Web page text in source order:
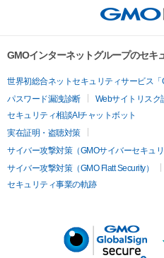
GMOインターネットグループのセキ
世界初総合ネットセキュリティサービス「
パスワード漏洩診断
Webサイトリスク
セキュリティ相談AIチャットボット
実在証明・盗聴対策
サイバー攻撃対策（GMOサイバーセキュリ
サイバー攻撃対策（GMO Flatt Security）
セキュリティ事業の軌跡